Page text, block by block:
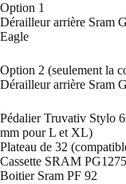
Option 1
Dérailleur arrière Sram
Eagle
Option 2 (seulement la
Dérailleur arrière Sram
Pédalier Truvativ Stylo
mm pour L et XL)
Plateau de 32
Cassette SRAM
Boitier Sram PF 92